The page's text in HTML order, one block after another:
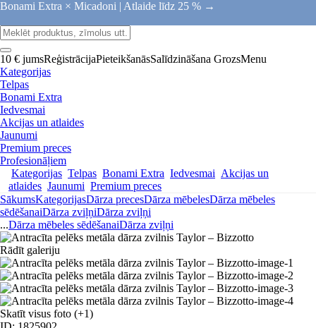
Bonami Extra × Micadoni | Atlaide līdz 25 % →
10 € jumsReģistrācijaPieteikšanāsSalīdzināšana GrozsMenu
Kategorijas
Telpas
Bonami Extra
Iedvesmai
Akcijas un atlaides
Jaunumi
Premium preces
Profesionāļiem
Kategorijas Telpas Bonami Extra Iedvesmai Akcijas un
atlaides Jaunumi Premium preces
SākumsKategorijasDārza precesDārza mēbelesDārza mēbeles
sēdēšanaiDārza zviļņiDārza zviļņi
...Dārza mēbeles sēdēšanaiDārza zviļņi
Rādīt galeriju
Skatīt visus foto (+1)